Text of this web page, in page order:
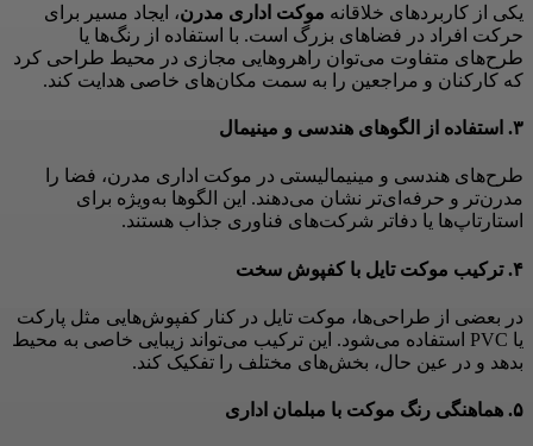
یکی از کاربردهای خلاقانه موکت اداری مدرن، ایجاد مسیر برای
حرکت افراد در فضاهای بزرگ است. با استفاده از رنگ‌ها یا
طرح‌های متفاوت می‌توان راهروهایی مجازی در محیط طراحی کرد
که کارکنان و مراجعین را به سمت مکان‌های خاصی هدایت کند.
۳. استفاده از الگوهای هندسی و مینیمال
طرح‌های هندسی و مینیمالیستی در موکت اداری مدرن، فضا را
مدرن‌تر و حرفه‌ای‌تر نشان می‌دهند. این الگوها به‌ویژه برای
استارتاپ‌ها یا دفاتر شرکت‌های فناوری جذاب هستند.
۴. ترکیب موکت تایل با کفپوش سخت
در بعضی از طراحی‌ها، موکت تایل در کنار کفپوش‌هایی مثل پارکت
یا PVC استفاده می‌شود. این ترکیب می‌تواند زیبایی خاصی به محیط
بدهد و در عین حال، بخش‌های مختلف را تفکیک کند.
۵. هماهنگی رنگ موکت با مبلمان اداری